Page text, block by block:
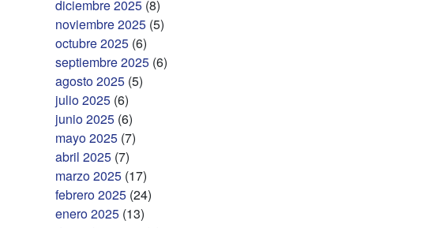
diciembre 2025 (8)
noviembre 2025 (5)
octubre 2025 (6)
septiembre 2025 (6)
agosto 2025 (5)
julio 2025 (6)
junio 2025 (6)
mayo 2025 (7)
abril 2025 (7)
marzo 2025 (17)
febrero 2025 (24)
enero 2025 (13)